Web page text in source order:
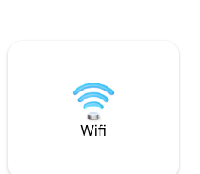
Wifi